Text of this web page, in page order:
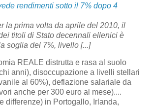
rendimenti sotto il 7% dopo 4
la prima volta da aprile del 2010, il
titoli di Stato decennali ellenici è
soglia del 7%, livello [...]
REALE distrutta e rasa al suolo
anni), disoccupazione a livelli stellari
al 60%), deflazione salariale da
anche per 300 euro al mese)....
differenze) in Portogallo, Irlanda,